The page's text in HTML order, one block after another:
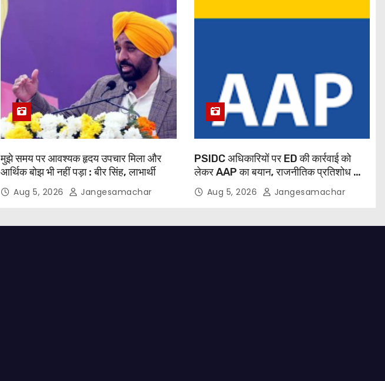
मुझे समय पर आवश्यक हृदय उपचार मिला और
आर्थिक बोझ भी नहीं पड़ा : बीर सिंह, लाभार्थी
Aug 5, 2026 Jangesamachar
PSIDC अधिकारियों पर ED की कार्रवाई को
लेकर AAP का बयान, राजनीतिक प्रतिशोध का
लगाया आरोप
Aug 5, 2026 Jangesamachar